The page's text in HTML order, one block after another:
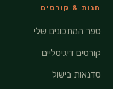
חנות & קורסים
ספר המתכונים שלי
קורסים דיגיטליים
סדנאות בישול